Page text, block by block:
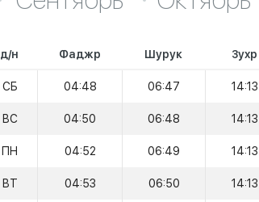
д/н Фаджр Шурук Зухр
СБ 04:48 06:47 14:13
ВС 04:50 06:48 14:13
ПН 04:52 06:49 14:13
ВТ 04:53 06:50 14:13